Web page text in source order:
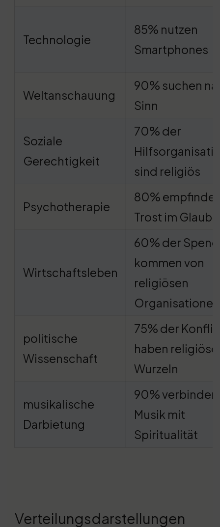
Technologie
85% nutzen
Smartphones
Weltanschauung
90% suchen
Sinn
Soziale
Gerechtigkeit
70% der
sind religiös
Psychotherapie
80%
Trost im
Wirtschaftsleben
60% der
kommen von
religiösen
Organisationen
politische
Wissenschaft
75% der
haben religiöse
Wurzeln
musikalische
Darbietung
90% verbinden
Musik mit
Spiritualität
Verteilungsdarstellungen